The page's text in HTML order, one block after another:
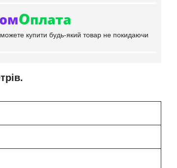
купити будь-який товар не покидаючи